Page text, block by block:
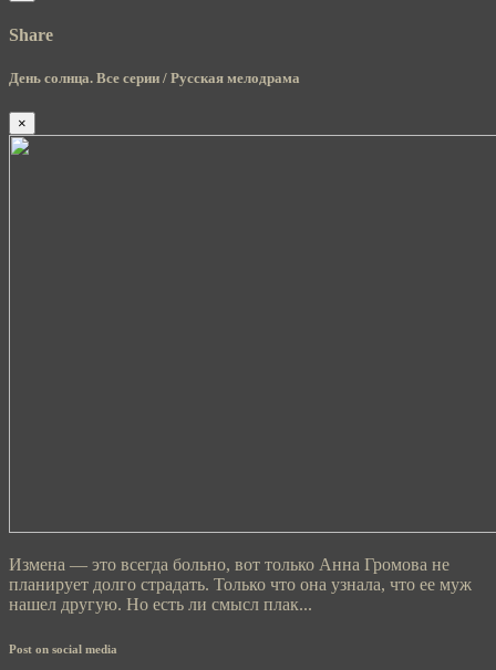
Share
День солнца. Все серии / Русская мелодрама
×
Измена — это всегда больно, вот только Анна Громова не
планирует долго страдать. Только что она узнала, что ее муж
нашел другую. Но есть ли смысл плак...
Post on social media